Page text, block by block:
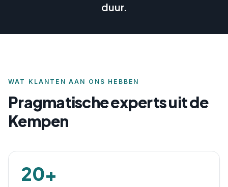
duur.
WAT KLANTEN AAN ONS HEBBEN
Pragmatische experts uit de
Kempen
20+